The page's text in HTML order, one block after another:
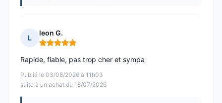
L
leon G.
Note : 5 sur 5
Publié le 03/08/2026 à 11h03
suite à un achat du 18/07/2026
Rapide, fiable, pas trop cher et sympa